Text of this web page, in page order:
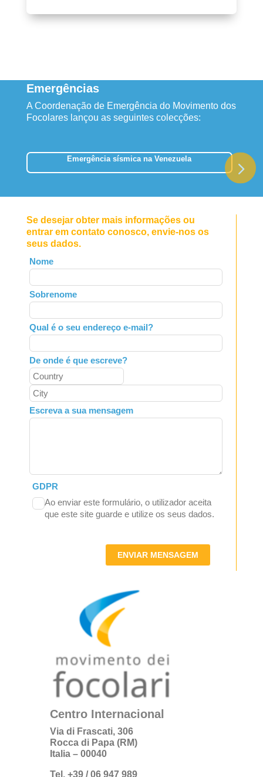
Emergências
A Coordenação de Emergência do Movimento dos
Focolares lançou as seguintes colecções:
Emergência sísmica na Venezuela
Se desejar obter mais informações ou
entrar em contato conosco, envie-nos os
seus dados.
Leave
this
field
blank
Nome
Sobrenome
Qual é o seu endereço e-mail?
De onde é que escreve?
Escreva a sua mensagem
GDPR
Ao enviar este formulário, o utilizador aceita
que este site guarde e utilize os seus dados.
ENVIAR MENSAGEM
Centro Internacional
Via di Frascati, 306
Rocca di Papa (RM)
Italia – 00040
Tel. +39 / 06 947 989